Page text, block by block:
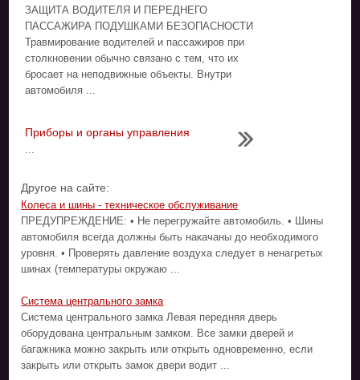
ЗАЩИТА ВОДИТЕЛЯ И ПЕРЕДНЕГО
ПАССАЖИРА ПОДУШКАМИ БЕЗОПАСНОСТИ
Травмирование водителей и пассажиров при
столкновении обычно связано с тем, что их
бросает на неподвижные объекты. Внутри
автомобиля ...
Приборы и органы управления
Другое на сайте:
Колеса и шины - техническое обслуживание
ПРЕДУПРЕЖДЕНИЕ: • Не перегружайте автомобиль. • Шины
автомобиля всегда должны быть накачаны до необходимого
уровня. • Проверять давление воздуха следует в ненагретых
шинах (температуры окружаю ...
Система центрального замка
Система центрального замка Левая передняя дверь
оборудована центральным замком. Все замки дверей и
багажника можно закрыть или открыть одновременно, если
закрыть или открыть замок двери водит ...